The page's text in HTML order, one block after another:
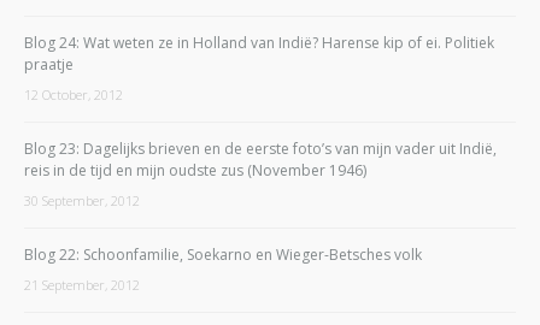
Blog 24: Wat weten ze in Holland van Indië? Harense kip of ei. Politiek
praatje
12 October, 2012
Blog 23: Dagelijks brieven en de eerste foto’s van mijn vader uit Indië,
reis in de tijd en mijn oudste zus (November 1946)
30 September, 2012
Blog 22: Schoonfamilie, Soekarno en Wieger-Betsches volk
21 September, 2012